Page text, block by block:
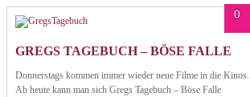
0
GREGS TAGEBUCH – BÖSE FALLE
Donnerstags kommen immer wieder neue Filme in die Kinos.
Ab heute kann man sich Gregs Tagebuch – Böse Falle